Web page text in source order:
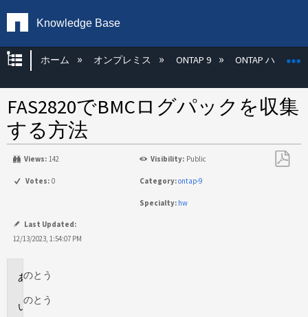
Knowledge Base
グローバル階層を展開/折りたたむ
ホーム オンプレミス ONTAP 9 ONTAP ハード
FAS2820でBMCログパックを収集
する方法
Views: 142 Visibility: Public
Votes: 0 Category:ontap-9
Specialty: hw
Last Updated:
12/13/2023, 1:54:07 PM
環
説
のとう
のとう